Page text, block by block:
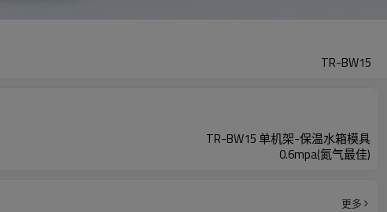
TR-BW15
TR-BW15 单机架-保温水箱模具
0.6mpa(氮气最佳)
更多